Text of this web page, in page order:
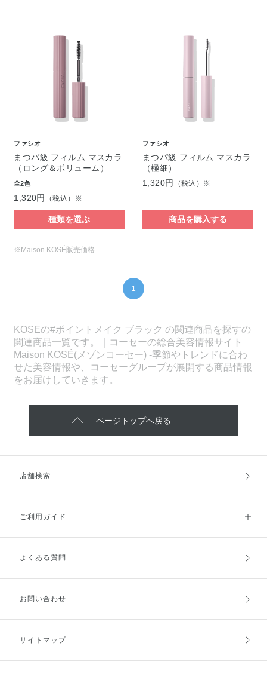
ファシオ
まつパ級 フィルム マスカラ
（ロング＆ボリューム）
全2色
1,320円 （税込）※
種類を選ぶ
ファシオ
まつパ級 フィルム マスカラ
（極細）
1,320円
（税込）※
商品を購入する
※Maison KOSÉ販売価格
1
KOSEの#ポイントメイク ブラック の関連商品を探すの
関連商品一覧です。｜コーセーの総合美容情報サイト
Maison KOSÉ(メゾンコーセー) -季節やトレンドに合わ
せた美容情報や、コーセーグループが展開する商品情報
をお届けしていきます。
ページトップへ戻る
店舗検索
ご利用ガイド
ご利用ガイドトップ
お支払方法
キャンセル・返品・交換
よくある質問
お問い合わせ
サイトマップ